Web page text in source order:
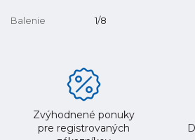
Balenie 1/8
Zvýhodnené ponuky
pre registrovaných